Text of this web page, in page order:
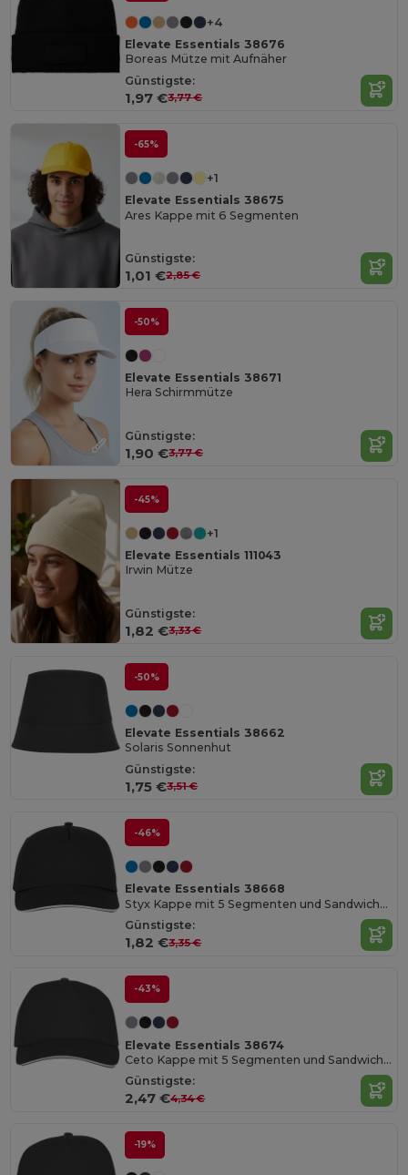
+4
Elevate Essentials 38676
Boreas Mütze mit Aufnäher
Günstigste:
1,97 €3,77 €
-65%
+1
Elevate Essentials 38675
Ares Kappe mit 6 Segmenten
Günstigste:
1,01 €2,85 €
-50%
Elevate Essentials 38671
Hera Schirmmütze
Günstigste:
1,90 €3,77 €
-45%
+1
Elevate Essentials 111043
Irwin Mütze
Günstigste:
1,82 €3,33 €
-50%
Elevate Essentials 38662
Solaris Sonnenhut
Günstigste:
1,75 €3,51 €
-46%
Elevate Essentials 38668
Styx Kappe mit 5 Segmenten und Sandwichschirm
Günstigste:
1,82 €3,35 €
-43%
Elevate Essentials 38674
Ceto Kappe mit 5 Segmenten und Sandwichschirm
Günstigste:
2,47 €4,34 €
-19%